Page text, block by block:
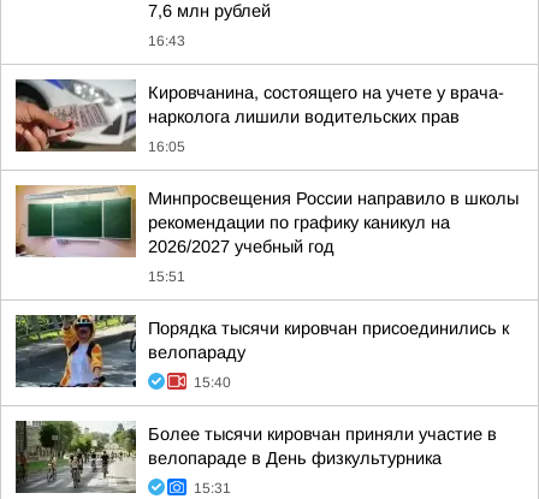
7,6 млн рублей
16:43
Кировчанина, состоящего на учете у врача-
нарколога лишили водительских прав
16:05
Минпросвещения России направило в школы
рекомендации по графику каникул на
2026/2027 учебный год
15:51
Порядка тысячи кировчан присоединились к
велопараду
15:40
Более тысячи кировчан приняли участие в
велопараде в День физкультурника
15:31